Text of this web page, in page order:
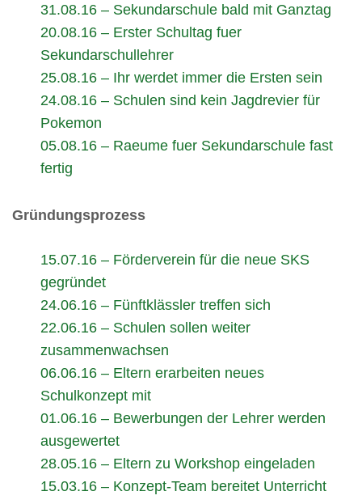
31.08.16 – Sekundarschule bald mit Ganztag
20.08.16 – Erster Schultag fuer
Sekundarschullehrer
25.08.16 – Ihr werdet immer die Ersten sein
24.08.16 – Schulen sind kein Jagdrevier für
Pokemon
05.08.16 – Raeume fuer Sekundarschule fast
fertig
Gründungsprozess
15.07.16 – Förderverein für die neue SKS
gegründet
24.06.16 – Fünftklässler treffen sich
22.06.16 – Schulen sollen weiter
zusammenwachsen
06.06.16 – Eltern erarbeiten neues
Schulkonzept mit
01.06.16 – Bewerbungen der Lehrer werden
ausgewertet
28.05.16 – Eltern zu Workshop eingeladen
15.03.16 – Konzept-Team bereitet Unterricht